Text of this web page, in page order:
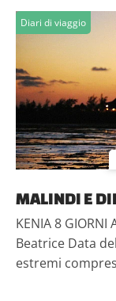
Diari di viaggio
MALINDI E
KENIA 8 GIORNI
Beatrice Data
estremi